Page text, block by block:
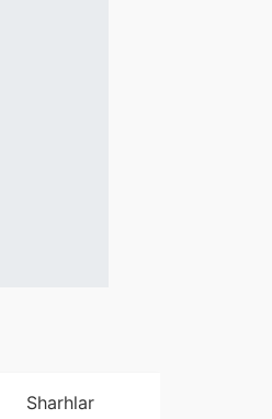
Sharhlar